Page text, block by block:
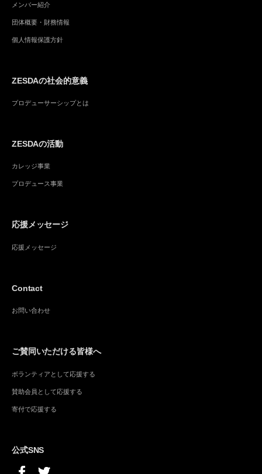
メンバー紹介
団体概要・財務情報
個人情報保護方針
ZESDAの社会的意義
プロデューサーシップとは
ZESDAの活動
カレッジ事業
プロデュース事業
応援メッセージ
応援メッセージ
Contact
お問い合わせ
ご賛同いただける皆様へ
ボランティアとして応援する
賛助会員として応援する
寄付で応援する
公式SNS